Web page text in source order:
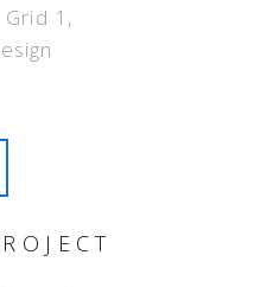
Grid 1 ,